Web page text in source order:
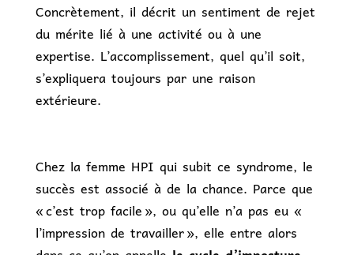
Concrètement, il décrit un sentiment de rejet
du mérite lié à une activité ou à une
expertise. L’accomplissement, quel qu’il soit,
s’expliquera toujours par une raison
extérieure.
Chez la femme HPI qui subit ce syndrome, le
succès est associé à de la chance. Parce que
« c’est trop facile », ou qu’elle n’a pas eu «
l’impression de travailler », elle entre alors